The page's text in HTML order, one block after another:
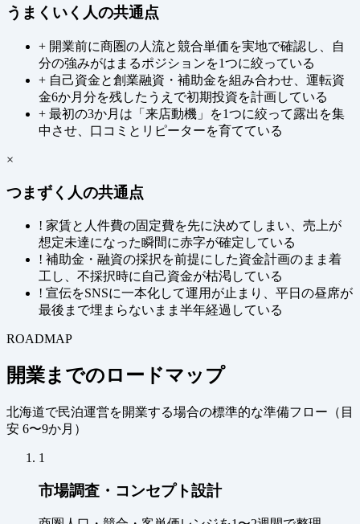
うまくいく人の共通点
+ 開業前に商圏の人流と競合単価を実地で確認し、自
分の強みがはまるポジションを1つに絞っている
+ 自己資金と創業融資・補助金を組み合わせ、運転資
金6か月分を残したうえで初期投資を計画している
+ 最初の3か月は「来店動機」を1つに絞って露出を集
中させ、口コミとリピーターを育てている
×
つまずく人の共通点
! 家賃と人件費の固定費を先に決めてしまい、売上が
想定未達になった瞬間に赤字が確定している
! 補助金・融資の採択を前提にした資金計画のまま着
工し、不採択時に自己資金が枯渇している
! 宣伝をSNSに一本化して運用が止まり、平日の昼席が
最後まで埋まらないまま半年経過している
ROADMAP
開業までのロードマップ
北海道で民泊運営を開業する場合の標準的な準備フロー（ 目
安 6〜9か月 ）
1
市場調査・コンセプト設計